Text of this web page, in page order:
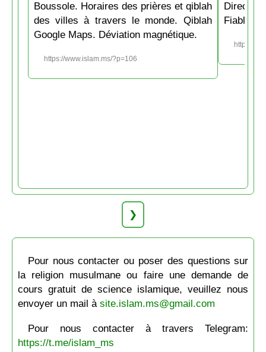
Boussole. Horaires des prières et qiblah
des villes à travers le monde. Qiblah
Google Maps. Déviation magnétique.
https://www.islam.ms/?p=106
Fiable et
https://
❯
Pour nous contacter ou poser des questions sur
la religion musulmane ou faire une demande de
cours gratuit de science islamique, veuillez nous
envoyer un mail à site.islam.ms@gmail.com
Pour nous contacter à travers Telegram:
https://t.me/islam_ms